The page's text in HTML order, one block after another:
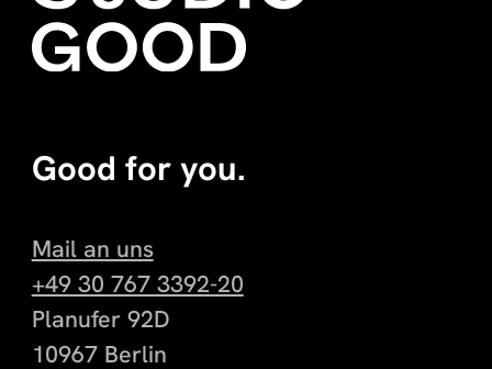
Good for you.
Mail an uns
+49 30 767 3392-20
Planufer 92D
10967 Berlin